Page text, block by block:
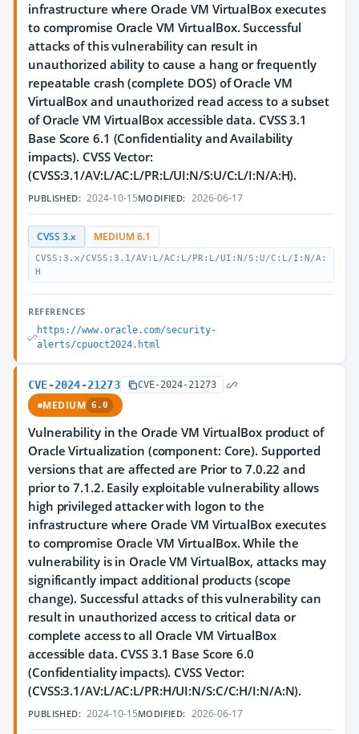
infrastructure where Oracle VM VirtualBox executes
to compromise Oracle VM VirtualBox. Successful
attacks of this vulnerability can result in
unauthorized ability to cause a hang or frequently
repeatable crash (complete DOS) of Oracle VM
VirtualBox and unauthorized read access to a subset
of Oracle VM VirtualBox accessible data. CVSS 3.1
Base Score 6.1 (Confidentiality and Availability
impacts). CVSS Vector:
(CVSS:3.1/AV:L/AC:L/PR:L/UI:N/S:U/C:L/I:N/A:H).
PUBLISHED: 2024-10-15MODIFIED: 2026-06-17
CVSS 3.x MEDIUM 6.1
CVSS:3.x/CVSS:3.1/AV:L/AC:L/PR:L/UI:N/S:U/C:L/I:N/A:
H
REFERENCES
https://www.oracle.com/security-
alerts/cpuoct2024.html
CVE-2024-21273 CVE-2024-21273
MEDIUM 6.0
Vulnerability in the Oracle VM VirtualBox product of
Oracle Virtualization (component: Core). Supported
versions that are affected are Prior to 7.0.22 and
prior to 7.1.2. Easily exploitable vulnerability allows
high privileged attacker with logon to the
infrastructure where Oracle VM VirtualBox executes
to compromise Oracle VM VirtualBox. While the
vulnerability is in Oracle VM VirtualBox, attacks may
significantly impact additional products (scope
change). Successful attacks of this vulnerability can
result in unauthorized access to critical data or
complete access to all Oracle VM VirtualBox
accessible data. CVSS 3.1 Base Score 6.0
(Confidentiality impacts). CVSS Vector:
(CVSS:3.1/AV:L/AC:L/PR:H/UI:N/S:C/C:H/I:N/A:N).
PUBLISHED: 2024-10-15MODIFIED: 2026-06-17